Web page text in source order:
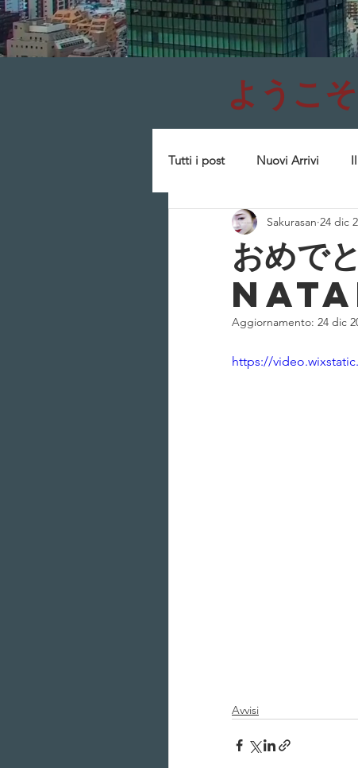
ようこ
Tutti i post Nuovi Arrivi
Lacche Geisha
Echi dal Sol Levante - tour
おめで
Sakurasan 24 dic
Aggiornamento: 24 dic
https://
Avvisi